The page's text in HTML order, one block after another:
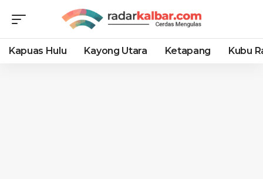
Kapuas Hulu Kayong Utara Ketapang Kubu